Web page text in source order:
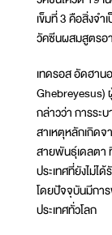
เข็มที่ 3 คือสิ่งจำ
วัคซีนผสมสูตรอ
เทดรอส อัดฮาน
Ghebreyesus)
กล่าวว่า การระ
สาเหตุหลักเกิดจ
สายพันธุ์เดลตา
ประเทศที่ยังไม่
โดยปัจจุบันมีกา
ประเทศทั่วโลก